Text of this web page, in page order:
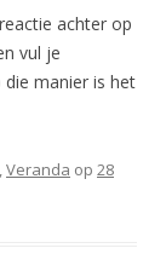
achter op
vul je
die manier is het
,Veranda op 28